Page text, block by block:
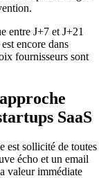
entre J+7 et J+21
encore dans
fournisseurs sont
SaaS
est sollicité de toutes
écho et un email
valeur immédiate